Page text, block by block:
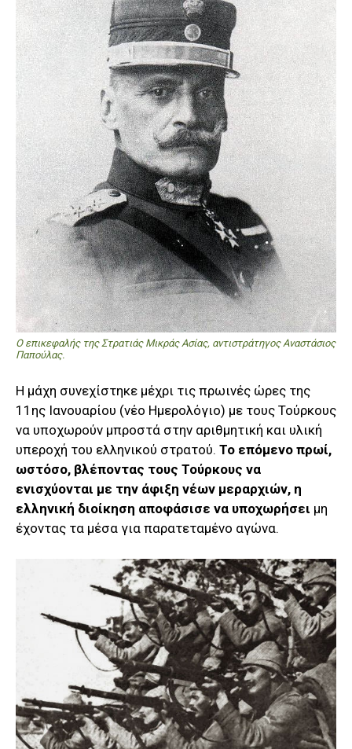
Ο επικεφαλής της Στρατιάς Μικράς Ασίας, αντιστράτηγος Αναστάσιος
Παπούλας.
Η μάχη συνεχίστηκε μέχρι τις πρωινές ώρες της
11ης Ιανουαρίου (νέο Ημερολόγιο) με τους Τούρκους
να υποχωρούν μπροστά στην αριθμητική και υλική
υπεροχή του ελληνικού στρατού. Το επόμενο πρωί,
ωστόσο, βλέποντας τους Τούρκους να
ενισχύονται με την άφιξη νέων μεραρχιών, η
ελληνική διοίκηση αποφάσισε να υποχωρήσει μη
έχοντας τα μέσα για παρατεταμένο αγώνα.